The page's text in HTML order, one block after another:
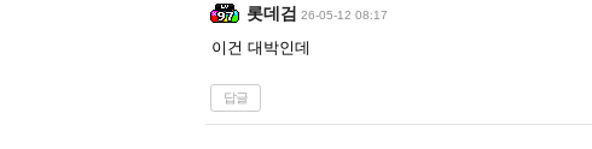
롯데검 26-05-12 08:17
이건 대박인데
답글